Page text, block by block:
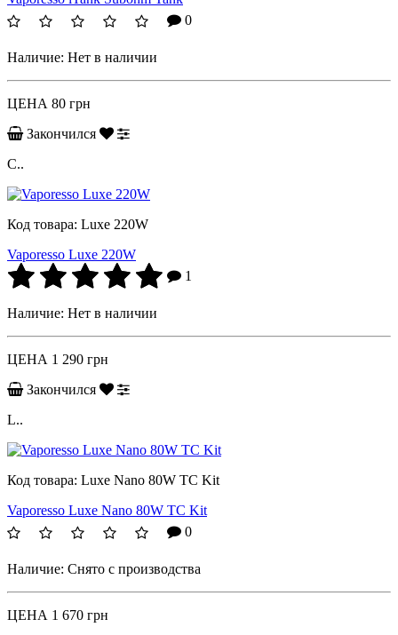
0
Наличие: Нет в наличии
ЦЕНА 80 грн
Закончился
С..
Код товара: Luxe 220W
Vaporesso Luxe 220W
1
Наличие: Нет в наличии
ЦЕНА 1 290 грн
Закончился
L..
Код товара: Luxe Nano 80W TC Kit
Vaporesso Luxe Nano 80W TC Kit
0
Наличие: Снято с производства
ЦЕНА 1 670 грн